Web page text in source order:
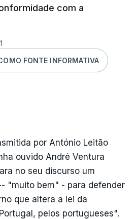
com a
FONTE INFORMATIVA
por António Leitão
ouvido André Ventura
no seu discurso um
"muito bem" - para defender
que altera a lei da
pelos portugueses".